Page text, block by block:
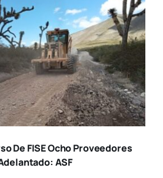
De FISE Ocho Proveedores
ASF